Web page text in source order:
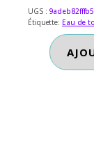
UGS : 9adeb82fffb5
Étiquette: Eau de
quantité
de
JOHN